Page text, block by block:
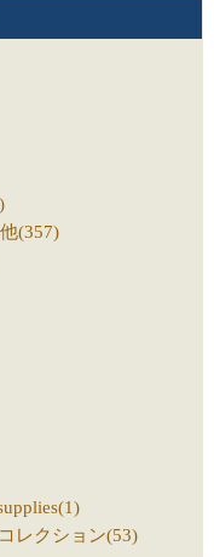
(357)
レクション(53)